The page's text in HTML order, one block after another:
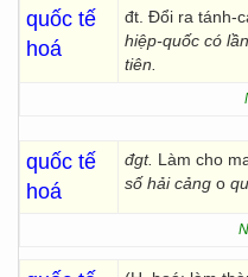
quốc tế
hoá
đt. Đổi ra tánh-
hiệp-quốc có
tiên.
quốc tế
hoá
đgt. Làm cho
số hải cảng o